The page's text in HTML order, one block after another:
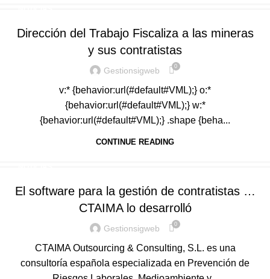
Dirección del Trabajo Fiscaliza a las mineras
y sus contratistas
Gestionsigweb 0
v:* {behavior:url(#default#VML);} o:*
{behavior:url(#default#VML);} w:*
{behavior:url(#default#VML);} .shape {beha...
CONTINUE READING
El software para la gestión de contratistas …
CTAIMA lo desarrolló
Gestionsigweb 0
CTAIMA Outsourcing & Consulting, S.L. es una
consultoría española especializada en Prevención de